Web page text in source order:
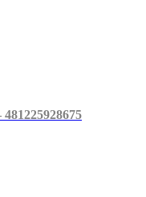
481225928675